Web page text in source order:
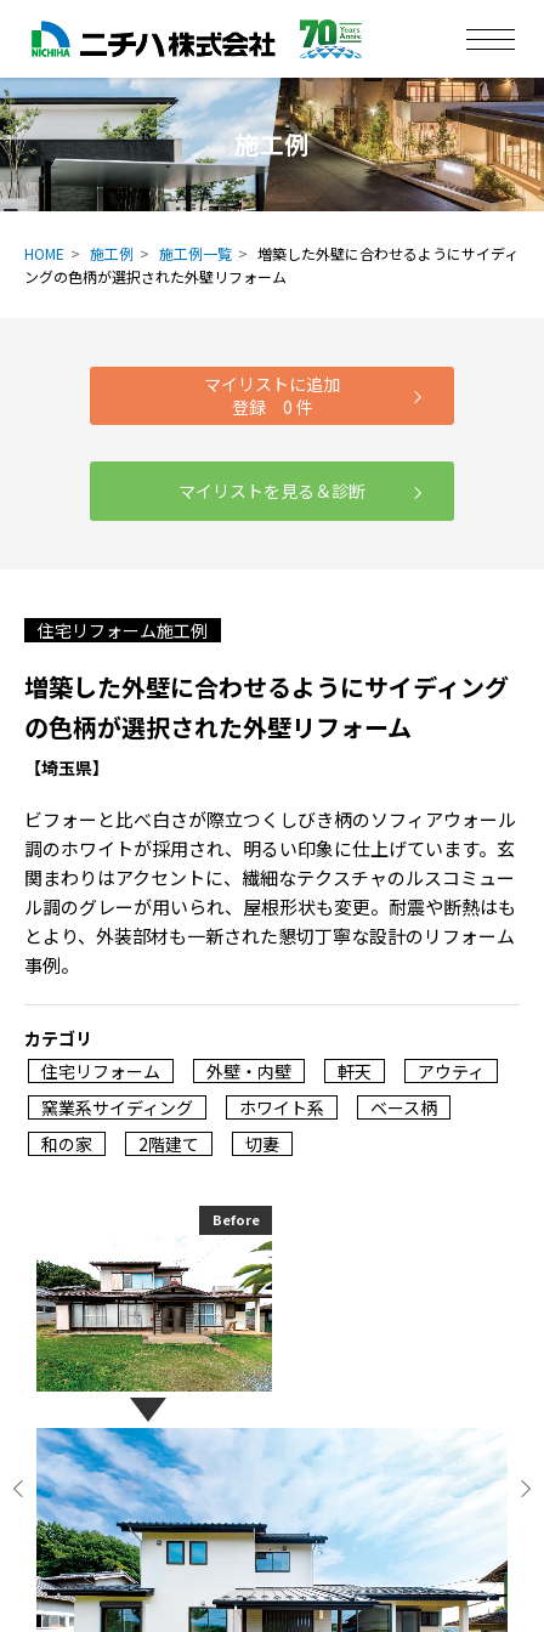
施工例
HOME 施工例 施工例一覧
増築した外壁に合わせるようにサイディ
ングの色柄が選択された外壁リフォーム
マイリストに追加
登録 0 件
マイリストを見る＆診断
住宅リフォーム施工例
増築した外壁に合わせるようにサイディング
の色柄が選択された外壁リフォーム
【埼玉県】
ビフォーと比べ白さが際立つくしびき柄のソフィアウォール
調のホワイトが採用され、明るい印象に仕上げています。玄
関まわりはアクセントに、繊細なテクスチャのルスコミュー
ル調のグレーが用いられ、屋根形状も変更。耐震や断熱はも
とより、外装部材も一新された懇切丁寧な設計のリフォーム
事例。
カテゴリ
住宅リフォーム
外壁・内壁 軒天
アウティ
窯業系サイディング
ホワイト系
ベース柄
和の家
2階建て 切妻